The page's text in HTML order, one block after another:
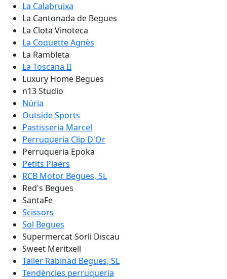
La Calabruixa
La Cantonada de Begues
La Clota Vinoteca
La Coquette Agnès
La Rambleta
La Toscana II
Luxury Home Begues
n13 Studio
Núria
Outside Sports
Pastisseria Marcel
Perruqueria Clip D'Or
Perruqueria Epoka
Petits Plaers
RCB Motor Begues, SL
Red's Begues
SantaFe
Scissors
Sol Begues
Supermercat Sorli Discau
Sweet Meritxell
Taller Rabinad Begues, SL
Tendències perruqueria